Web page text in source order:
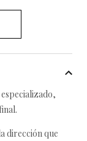
dirección que